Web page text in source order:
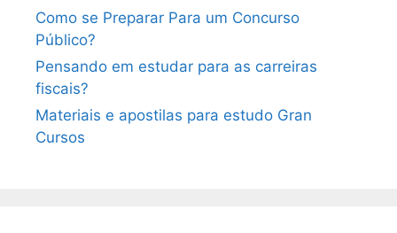
Como se Preparar Para um Concurso
Público?
Pensando em estudar para as carreiras
fiscais?
Materiais e apostilas para estudo Gran
Cursos